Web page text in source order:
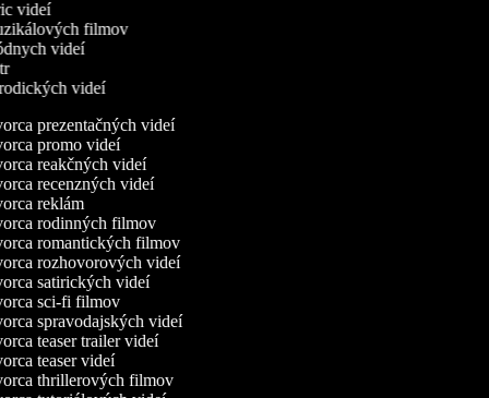
videí
filmov
videí
videí
prezentačných videí
promo videí
reakčných videí
recenzných videí
reklám
rodinných filmov
romantických filmov
rozhovorových videí
satirických videí
sci-fi filmov
spravodajských videí
teaser trailer videí
teaser videí
thrillerových filmov